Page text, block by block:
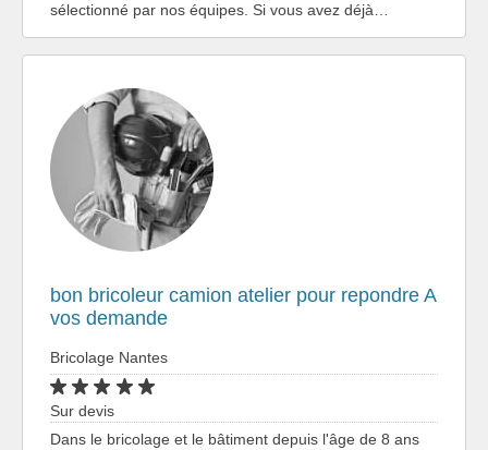
sélectionné par nos équipes. Si vous avez déjà…
bon bricoleur camion atelier pour repondre A
vos demande
Bricolage Nantes
Sur devis
Dans le bricolage et le bâtiment depuis l'âge de 8 ans